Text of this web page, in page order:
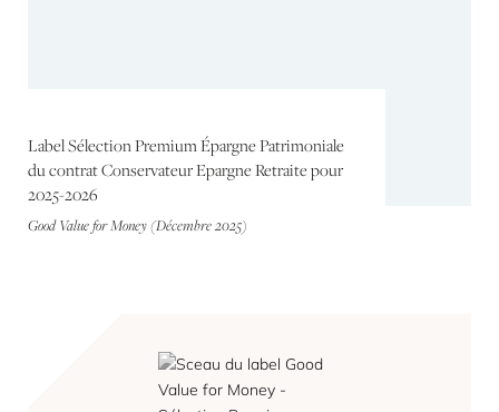
Label Sélection Premium Épargne Patrimoniale
du contrat Conservateur Epargne Retraite pour
2025-2026
Good Value for Money (Décembre 2025)